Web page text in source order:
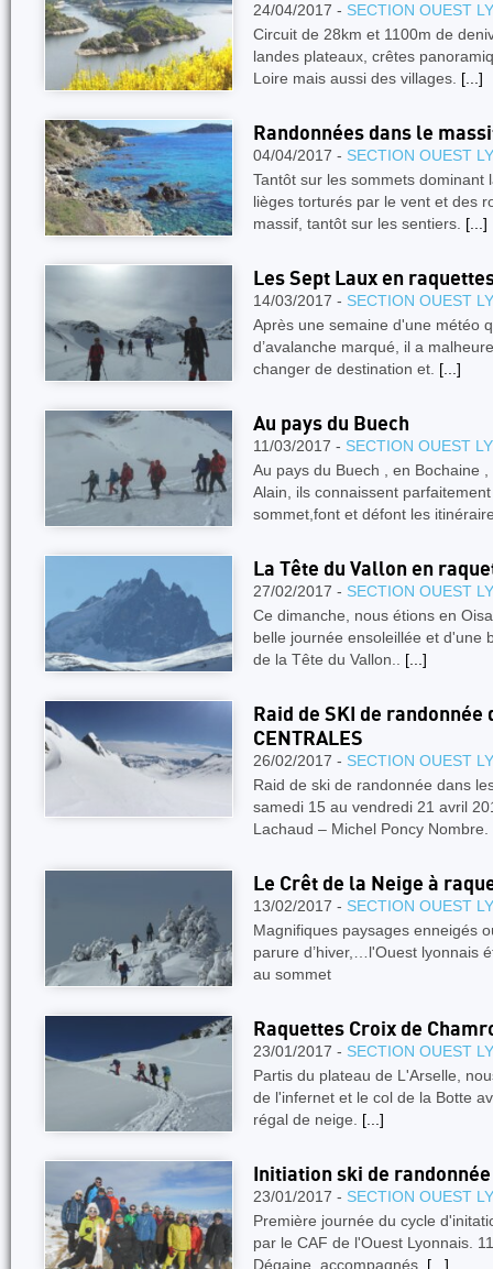
24/04/2017 - SECTION OUEST
Circuit de 28km et 1100m de
landes plateaux, crêtes
Loire mais aussi des villages. [...]
Randonnées dans le
04/04/2017 - SECTION OUEST
Tantôt sur les sommets dominant
lièges torturés par le vent et des
massif, tantôt sur les sentiers. [...]
Les Sept Laux en
14/03/2017 - SECTION OUEST
Après une semaine d'une météo
d’avalanche marqué, il a
changer de destination et. [...]
Au pays du Buech
11/03/2017 - SECTION OUEST
Au pays du Buech , en Bochaine
Alain, ils connaissent
sommet,font et défont les
La Tête du Vallon en
27/02/2017 - SECTION OUEST
Ce dimanche, nous étions en
belle journée ensoleillée et d'une
de la Tête du Vallon.. [...]
Raid de SKI de randonnée
CENTRALES
26/02/2017 - SECTION OUEST
Raid de ski de randonnée dans
samedi 15 au vendredi 21 avril
Lachaud – Michel Poncy Nombre.
Le Crêt de la Neige à
13/02/2017 - SECTION OUEST
Magnifiques paysages enneigés
parure d’hiver,…l'Ouest lyonnais
au sommet
Raquettes Croix de
23/01/2017 - SECTION OUEST
Partis du plateau de L'Arselle,
de l'infernet et le col de la Botte
régal de neige. [...]
Initiation ski de
23/01/2017 - SECTION OUEST
Première journée du cycle
par le CAF de l'Ouest Lyonnais.
Dégaine, accompagnés. [...]